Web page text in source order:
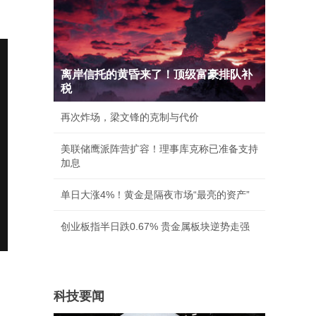
离岸信托的黄昏来了！顶级富豪排队补
税
再次炸场，梁文锋的克制与代价
美联储鹰派阵营扩容！理事库克称已准备支持
加息
单日大涨4%！黄金是隔夜市场“最亮的资产”
创业板指半日跌0.67% 贵金属板块逆势走强
科技要闻